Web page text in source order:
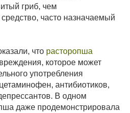
гриб, чем
часто назначаемый
что расторопша
которое может
употребления
антибиотиков,
В одном
даже продемонстрировала